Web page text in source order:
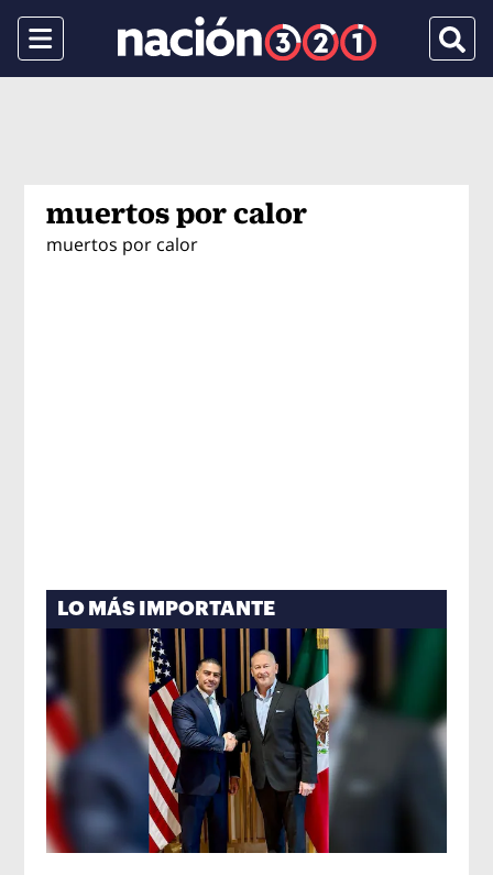
Menu
muertos por calor
muertos por calor
LO MÁS IMPORTANTE